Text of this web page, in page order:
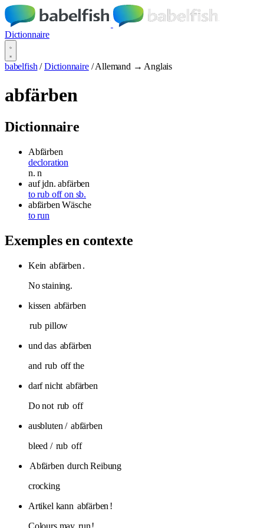
Dictionnaire
babelfish / Dictionnaire / Allemand → Anglais
abfärben
Dictionnaire
Abfärben
decloration
n.n
auf jdn. abfärben
to rub off on sb.
abfärben Wäsche
to run
Exemples en contexte
Kein abfärben .
No staining.
kissen abfärben
rub pillow
und das abfärben
and rub off the
darf nicht abfärben
Do not rub off
ausbluten / abfärben
bleed / rub off
Abfärben durch Reibung
crocking
Artikel kann abfärben !
Colours may run!